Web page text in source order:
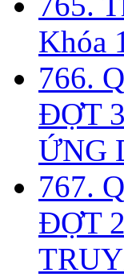
Khóa
766.
ĐỢT
ỨNG
767.
ĐỢT